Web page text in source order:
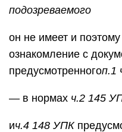
подозреваемого
он не имеет и
ознакомление с
предусмотренногоп.1
— в нормах ч.2 145
ич.4 148 УПК